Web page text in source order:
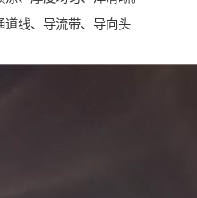
道线、导流带、导向头